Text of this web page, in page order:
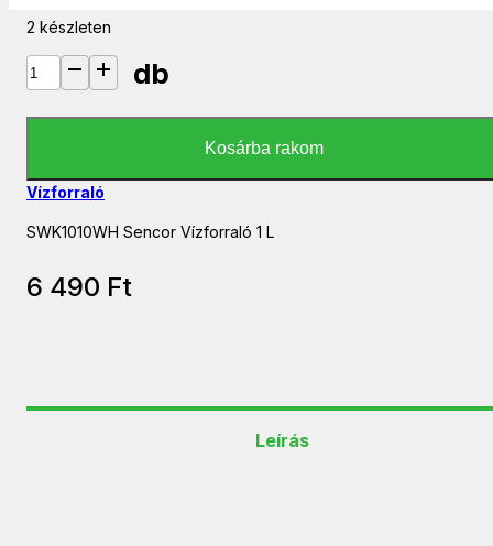
Vízforraló
SWK1010WH Sencor Vízforraló 1 L
6 490 Ft
2 készleten
SWK1010WH Sencor Vízforraló 1 L mennyiség
db
Kosárba rakom
Leírás